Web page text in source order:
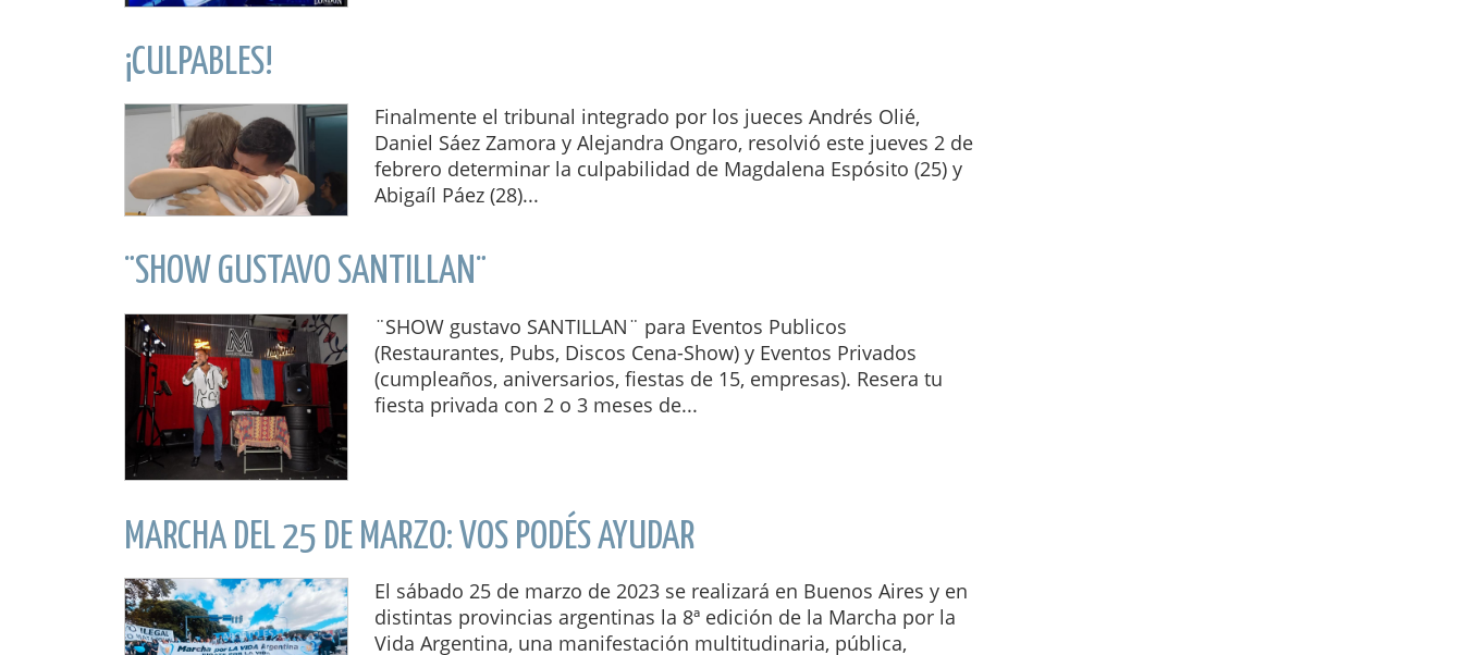
¡CULPABLES!
Finalmente el tribunal integrado por los jueces Andrés Olié,
Daniel Sáez Zamora y Alejandra Ongaro, resolvió este jueves 2 de
febrero determinar la culpabilidad de Magdalena Espósito (25) y
Abigaíl Páez (28)...
¨SHOW GUSTAVO SANTILLAN¨
¨SHOW gustavo SANTILLAN¨ para Eventos Publicos
(Restaurantes, Pubs, Discos Cena-Show) y Eventos Privados
(cumpleaños, aniversarios, fiestas de 15, empresas). Resera tu
fiesta privada con 2 o 3 meses de...
MARCHA DEL 25 DE MARZO: VOS PODÉS AYUDAR
El sábado 25 de marzo de 2023 se realizará en Buenos Aires y en
distintas provincias argentinas la 8ª edición de la Marcha por la
Vida Argentina, una manifestación multitudinaria, pública,